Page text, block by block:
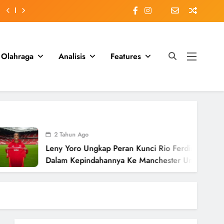
Olahraga Analisis Features
2 Tahun Ago
Leny Yoro Ungkap Peran Kunci Rio Ferdinand
Dalam Kepindahannya Ke Manchester United
Senilai £58 Juta